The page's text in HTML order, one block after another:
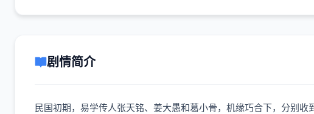
剧情简介
民国初期，易学传人张天铭、姜大愚和葛小骨，机缘巧合下，分别